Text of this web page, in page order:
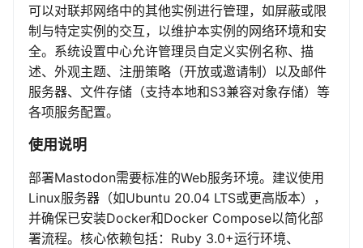
可以对联邦网络中的其他实例进行管理，如屏蔽或限
制与特定实例的交互，以维护本实例的网络环境和安
全。系统设置中心允许管理员自定义实例名称、描
述、外观主题、注册策略（开放或邀请制）以及邮件
服务器、文件存储（支持本地和S3兼容对象存储）等
各项服务配置。
使用说明
部署Mastodon需要标准的Web服务环境。建议使用
Linux服务器（如Ubuntu 20.04 LTS或更高版本），
并确保已安装Docker和Docker Compose以简化部
署流程。核心依赖包括：Ruby 3.0+运行环境、